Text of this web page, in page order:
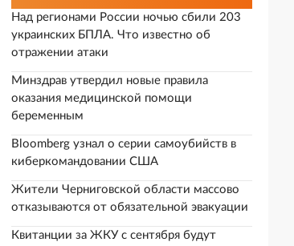
Над регионами России ночью сбили 203
украинских БПЛА. Что известно об
отражении атаки
Минздрав утвердил новые правила
оказания медицинской помощи
беременным
Bloomberg узнал о серии самоубийств в
киберкомандовании США
Жители Черниговской области массово
отказываются от обязательной эвакуации
Квитанции за ЖКУ с сентября будут